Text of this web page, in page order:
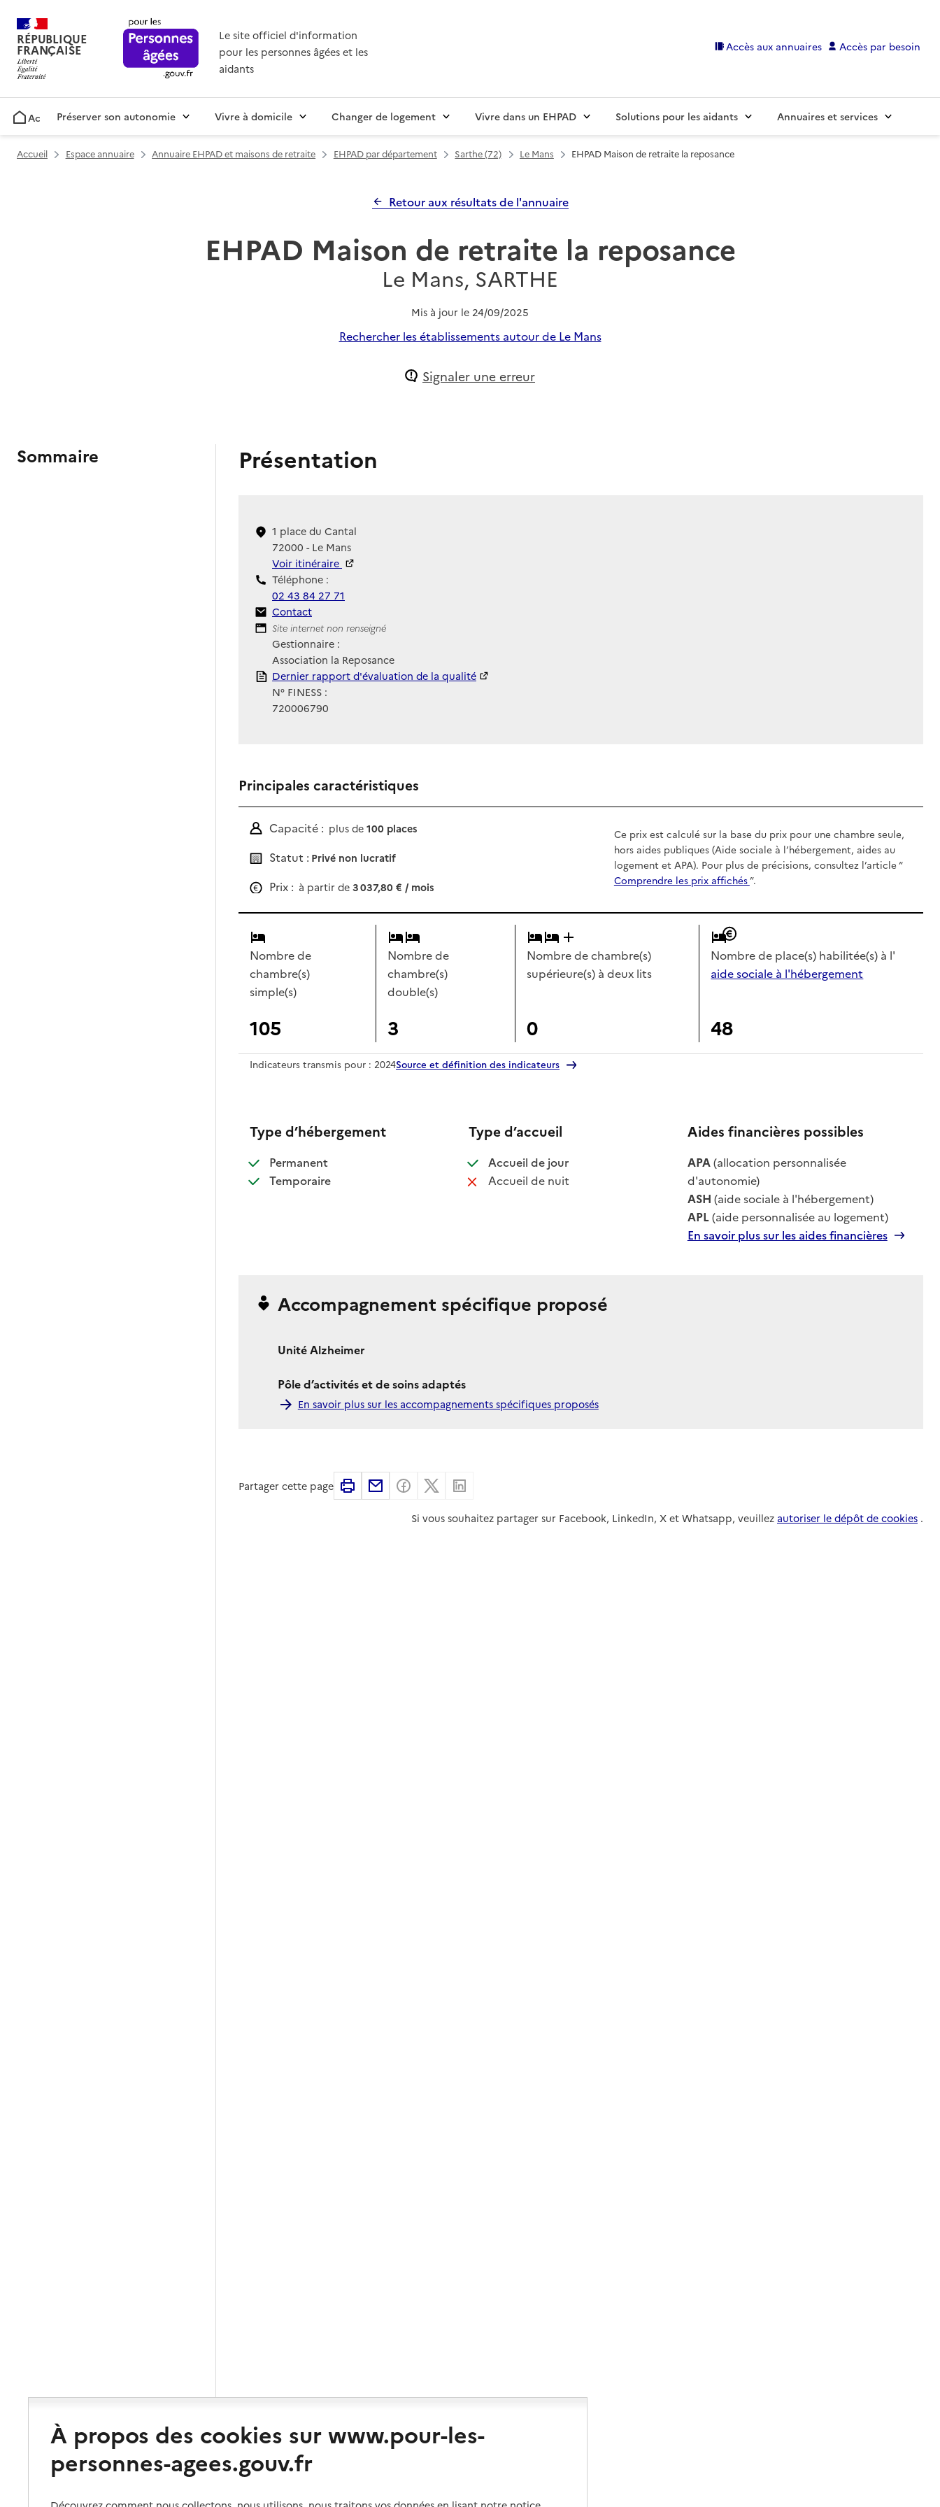
RÉPUBLIQUE
FRANÇAISE
Le site officiel d'information
pour les personnes âgées et les
aidants
Accès aux annuaires Accès par besoin
AccueilPréserver son autonomie Vivre à domicile Changer de logement Vivre dans un EHPAD Solutions pour les aidants Annuaires et services
Accueil Espace annuaire Annuaire EHPAD et maisons de retraite EHPAD par département Sarthe (72) Le Mans EHPAD Maison de retraite la reposance
Retour aux résultats de l'annuaire
EHPAD Maison de retraite la reposance
Le Mans, SARTHE
Mis à jour le 24/09/2025
Rechercher les établissements autour de Le Mans
Signaler une erreur
Sommaire Présentation
1 place du Cantal
72000 - Le Mans
Voir itinéraire
Téléphone :
02 43 84 27 71
Contact
Contact
Site Internet
Site internet non renseigné
Gestionnaire :
Association la Reposance
Rapport HAS
Dernier rapport d'évaluation de la qualité
N° FINESS :
720006790
Principales caractéristiques
Capacité : plus de 100 places
Statut : Privé non lucratif
Prix : à partir de 3 037,80 € / mois
Ce prix est calculé sur la base du prix pour une chambre seule,
hors aides publiques (Aide sociale à l’hébergement, aides au
logement et APA). Pour plus de précisions, consultez l’article “
Comprendre les prix affichés”.
Nombre de
chambre(s)
simple(s)
105
Nombre de
chambre(s)
double(s)
3
Nombre de chambre(s)
supérieure(s) à deux lits
0
Nombre de place(s) habilitée(s) à l'
aide sociale à l'hébergement
48
Indicateurs transmis pour : 2024Source et définition des indicateurs
Type d’hébergement
Permanent: disponible
Temporaire: disponible
Type d’accueil
Accueil de jour: disponible
Accueil de nuit: non disponible
Aides financières possibles
APA(allocation personnalisée
d'autonomie)
ASH (aide sociale à l'hébergement)
APL(aide personnalisée au logement)
En savoir plus sur les aides financières
Accompagnement spécifique proposé
Unité Alzheimer
Pôle d’activités et de soins adaptés
En savoir plus sur les accompagnements spécifiques proposés
Partager cette page ImprimerPartager par email
Partager sur Facebook
Partager sur X
Si vous souhaitez partager sur Facebook, LinkedIn, X et Whatsapp, veuillez autoriser le dépôt de cookies .
À propos des cookies sur www.pour-les-
personnes-agees.gouv.fr